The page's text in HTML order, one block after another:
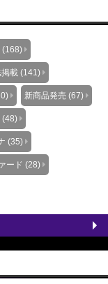
(168)
載 (141)
新商品発売 (67)
(48)
(35)
ード (28)